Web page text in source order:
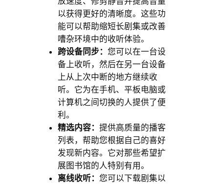
以获得更好的清晰度。这些功
能可以帮助缩短长剧集或改善
嘈杂环境中的收听体验。
跨设备同步： 您可以在一台设
备上收听，然后在另一台设备
上从上次中断的地方继续收
听。它为在手机、平板电脑或
计算机之间切换的人提供了便
利。
精选内容： 提供高质量的播客
列表，帮助您根据自己的喜好
发现新内容。它对那些希望扩
展图书馆的人特别有用。
离线收听： 您可以下载剧集以